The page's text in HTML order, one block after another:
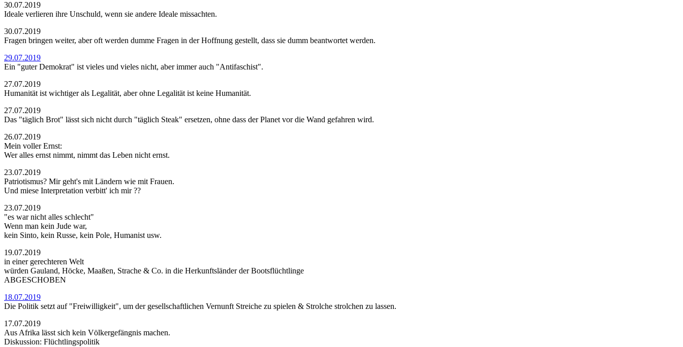
30.07.2019
Ideale verlieren ihre Unschuld, wenn sie andere Ideale missachten.
30.07.2019
Fragen bringen weiter, aber oft werden dumme Fragen in der Hoffnung gestellt, dass sie dumm beantwortet werden.
29.07.2019
Ein "guter Demokrat" ist vieles und vieles nicht, aber immer auch "Antifaschist".
27.07.2019
Humanität ist wichtiger als Legalität, aber ohne Legalität ist keine Humanität.
27.07.2019
Das "täglich Brot" lässt sich nicht durch "täglich Steak" ersetzen, ohne dass der Planet vor die Wand gefahren wird.
26.07.2019
Mein voller Ernst:
Wer alles ernst nimmt, nimmt das Leben nicht ernst.
23.07.2019
Patriotismus? Mir geht's mit Ländern wie mit Frauen.
Und miese Interpretation verbitt' ich mir ??
23.07.2019
"es war nicht alles schlecht"
Wenn man kein Jude war,
kein Sinto, kein Russe, kein Pole, Humanist usw.
19.07.2019
in einer gerechteren Welt
würden Gauland, Höcke, Maaßen, Strache & Co. in die Herkunftsländer der Bootsflüchtlinge
ABGESCHOBEN
18.07.2019
Die Politik setzt auf "Freiwilligkeit", um der gesellschaftlichen Vernunft Streiche zu spielen & Strolche strolchen zu lassen.
17.07.2019
Aus Afrika lässt sich kein Völkergefängnis machen.
Diskussion: Flüchtlingspolitik